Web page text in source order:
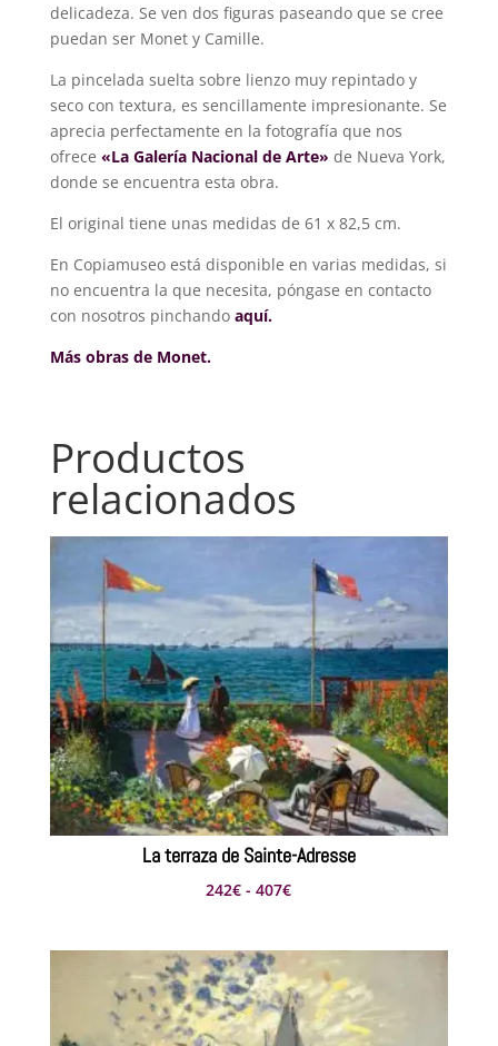
delicadeza. Se ven dos figuras paseando que se cree
puedan ser Monet y Camille.
La pincelada suelta sobre lienzo muy repintado y
seco con textura, es sencillamente impresionante. Se
aprecia perfectamente en la fotografía que nos
ofrece «La Galería Nacional de Arte» de Nueva York,
donde se encuentra esta obra.
El original tiene unas medidas de 61 x 82,5 cm.
En Copiamuseo está disponible en varias medidas, si
no encuentra la que necesita, póngase en contacto
con nosotros pinchando aquí.
Más obras de Monet.
Productos
relacionados
La terraza de Sainte-Adresse
242€ - 407€Rango
precios:
desde
242€
hasta